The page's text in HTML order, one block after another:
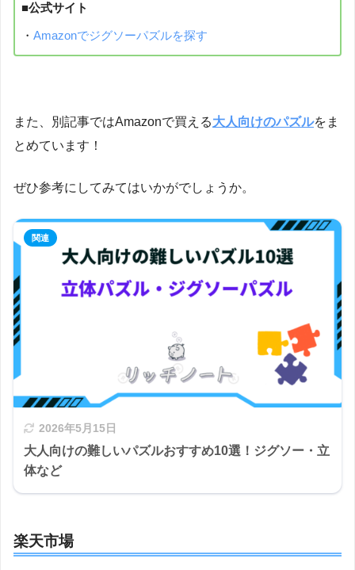
■公式サイト
・ Amazonでジグソーパズルを探す
また、別記事ではAmazonで買える大人向けのパズルをま
とめています！
ぜひ参考にしてみてはいかがでしょうか。
2026年5月15日
大人向けの難しいパズルおすすめ10選！ジグソー・立
体など
楽天市場